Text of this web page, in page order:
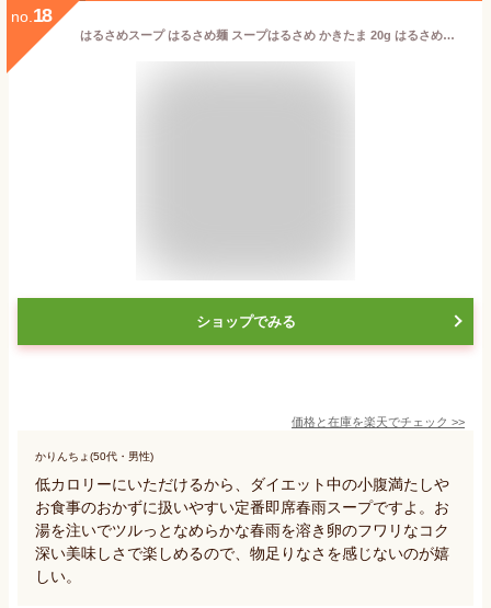
no. 18
はるさめスープ はるさめ麺 スープはるさめ かきたま 20g はるさめスープ はるさめ麺 ヘルシー スープはるさめ カップスープ 春雨 低カロリー カップ麺 おにぎりに合う かきたま インスタント 即席 日本製 エースコック ACECOOK エースコック
ショップでみる
価格と在庫を楽天でチェック >>
かりんちょ(50代・男性)
低カロリーにいただけるから、ダイエット中の小腹満たしや
お食事のおかずに扱いやすい定番即席春雨スープですよ。お
湯を注いでツルっとなめらかな春雨を溶き卵のフワリなコク
深い美味しさで楽しめるので、物足りなさを感じないのが嬉
しい。